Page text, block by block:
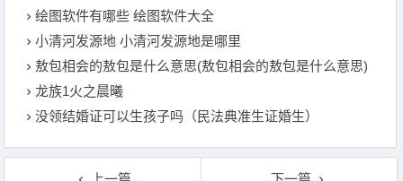
绘图软件有哪些 绘图软件大全
小清河发源地 小清河发源地是哪里
敖包相会的敖包是什么意思(敖包相会的敖包是什么意思)
龙族1火之晨曦
没领结婚证可以生孩子吗（民法典准生证婚生）